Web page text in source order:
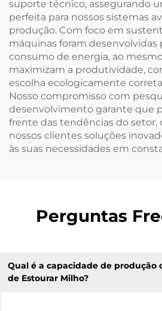
suporte técnico, assegurando
perfeita para nossos sistemas
produção. Com foco em
máquinas foram desenvolvidas
consumo de energia, ao
maximizam a produtividade,
escolha ecologicamente
Nosso compromisso com
desenvolvimento garante que
frente das tendências do setor,
nossos clientes soluções
às suas necessidades em
Perguntas
Qual é a capacidade de produção
de Estourar Milho?